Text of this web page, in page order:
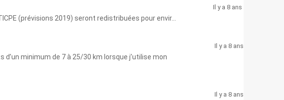
(prévisions 2019) seront redistribuées pour envir...
Il y a 8 ans
minimum de 7 à 25/30 km lorsque j’utilise mon
Il y a 8 ans
Il y a 8 ans